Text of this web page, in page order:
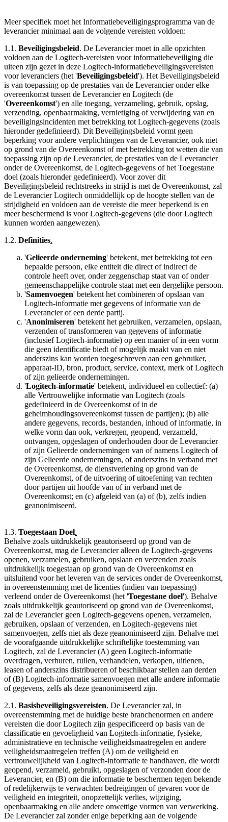
Meer specifiek moet het Informatiebeveiligingsprogramma van de
leverancier minimaal aan de volgende vereisten voldoen:
1.1. Beveiligingsbeleid. De Leverancier moet in alle opzichten
voldoen aan de Logitech-vereisten voor informatiebeveiliging die
uiteen zijn gezet in deze Logitech-informatiebeveiligingsvereisten
voor leveranciers (het 'Beveiligingsbeleid'). Het Beveiligingsbeleid
is van toepassing op de prestaties van de Leverancier onder elke
overeenkomst tussen de Leverancier en Logitech (de
'Overeenkomst') en alle toegang, verzameling, gebruik, opslag,
verzending, openbaarmaking, vernietiging of verwijdering van en
beveiligingsincidenten met betrekking tot Logitech-gegevens (zoals
hieronder gedefinieerd). Dit Beveiligingsbeleid vormt geen
beperking voor andere verplichtingen van de Leverancier, ook niet
op grond van de Overeenkomst of met betrekking tot wetten die van
toepassing zijn op de Leverancier, de prestaties van de Leverancier
onder de Overeenkomst, de Logitech-gegevens of het Toegestane
doel (zoals hieronder gedefinieerd). Voor zover dit
Beveiligingsbeleid rechtstreeks in strijd is met de Overeenkomst, zal
de Leverancier Logitech onmiddellijk op de hoogte stellen van de
strijdigheid en voldoen aan de vereiste die meer beperkend is en
meer beschermend is voor Logitech-gegevens (die door Logitech
kunnen worden aangewezen).
1.2. Definities.
'Gelieerde onderneming' betekent, met betrekking tot een
bepaalde persoon, elke entiteit die direct of indirect de
controle heeft over, onder zeggenschap staat van of onder
gemeenschappelijke controle staat met een dergelijke persoon.
'Samenvoegen' betekent het combineren of opslaan van
Logitech-informatie met gegevens of informatie van de
Leverancier of een derde partij.
'Anonimiseren' betekent het gebruiken, verzamelen, opslaan,
verzenden of transformeren van gegevens of informatie
(inclusief Logitech-informatie) op een manier of in een vorm
die geen identificatie biedt of mogelijk maakt van en niet
anderszins kan worden toegeschreven aan een gebruiker,
apparaat-ID, bron, product, service, context, merk of Logitech
of zijn gelieerde ondernemingen.
'Logitech-informatie' betekent, individueel en collectief: (a)
alle Vertrouwelijke informatie van Logitech (zoals
gedefinieerd in de Overeenkomst of in de
geheimhoudingsovereenkomst tussen de partijen); (b) alle
andere gegevens, records, bestanden, inhoud of informatie, in
welke vorm dan ook, verkregen, geopend, verzameld,
ontvangen, opgeslagen of onderhouden door de Leverancier
of zijn Gelieerde ondernemingen van of namens Logitech of
zijn Gelieerde ondernemingen, of anderszins in verband met
de Overeenkomst, de dienstverlening op grond van de
Overeenkomst, of de uitvoering of uitoefening van rechten
door partijen uit hoofde van of in verband met de
Overeenkomst; en (c) afgeleid van (a) of (b), zelfs indien
geanonimiseerd.
1.3. Toegestaan Doel.
Behalve zoals uitdrukkelijk geautoriseerd ​​op grond van de
Overeenkomst, mag de Leverancier alleen de Logitech-gegevens
openen, verzamelen, gebruiken, opslaan en verzenden zoals
uitdrukkelijk toegestaan ​​op grond van de Overeenkomst en
uitsluitend voor het leveren van de services onder de Overeenkomst,
in overeenstemming met de licenties (indien van toepassing)
verleend onder de Overeenkomst (het 'Toegestane doel'). Behalve
zoals uitdrukkelijk geautoriseerd op grond van de Overeenkomst,
zal de Leverancier geen Logitech-gegevens openen, verzamelen,
gebruiken, opslaan of verzenden, en Logitech-gegevens niet
samenvoegen, zelfs niet als deze geanonimiseerd zijn. Behalve met
de voorafgaande uitdrukkelijke schriftelijke toestemming van
Logitech, zal de Leverancier (A) geen Logitech-informatie
overdragen, verhuren, ruilen, verhandelen, verkopen, uitlenen,
leasen of anderszins distribueren of beschikbaar stellen aan derden
of (B) Logitech-informatie samenvoegen met alle andere informatie
of gegevens, zelfs als deze geanonimiseerd zijn.
2.1. Basisbeveiligingsvereisten. De Leverancier zal, in
overeenstemming met de huidige beste branchenormen en andere
vereisten die door Logitech zijn gespecificeerd op basis van de
classificatie en gevoeligheid van Logitech-informatie, fysieke,
administratieve en technische veiligheidsmaatregelen en andere
veiligheidsmaatregelen treffen (A) om de veiligheid en
vertrouwelijkheid van Logitech-informatie te handhaven, die wordt
geopend, verzameld, gebruikt, opgeslagen of verzonden door de
Leverancier, en (B) om die informatie te beschermen tegen bekende
of redelijkerwijs te verwachten bedreigingen of gevaren voor de
veiligheid en integriteit, onopzettelijk verlies, wijziging,
openbaarmaking en alle andere onwettige vormen van verwerking.
De Leverancier zal zonder enige beperking aan de volgende